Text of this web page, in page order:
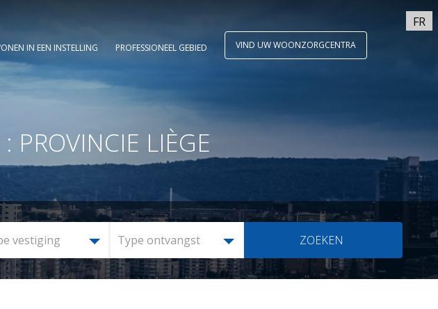
FR
IN EEN INSTELLING PROFESSIONEEL GEBIED VIND UW WOONZORGCENTRA
PROVINCIE LIÈGE
vestiging Type ontvangst ZOEKEN